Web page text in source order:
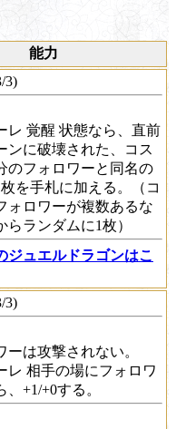
能力
3)
レ 覚醒 状態なら、直前
ンに破壊された、コス
のフォロワーと同名の
を手札に加える。（コ
ォロワーが複数あるな
らランダムに1枚）
ジュエルドラゴンはこ
3)
ーは攻撃されない。
レ 相手の場にフォロワ
+1/+0する。